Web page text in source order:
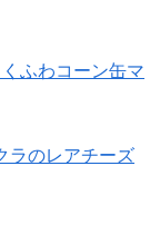
ふわコーン缶マ
ラのレアチーズ